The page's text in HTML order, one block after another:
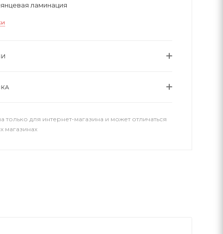
ламинация
только для интернет-магазина и может отличаться
магазинах